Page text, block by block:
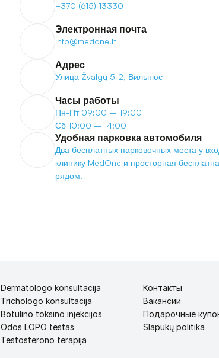
+370 (615) 13330
Электронная почта
info@medone.lt
Адрес
Улица Žvalgų 5-2, Вильнюс
Часы работы
Пн-Пт 09:00 – 19:00
Сб 10:00 – 14:00
Удобная парковка автомобиля
Два бесплатных парковочных места у
клинику MedOne и просторная
рядом.
Dermatologo konsultacija
Trichologo konsultacija
Botulino toksino injekcijos
Odos LOPO testas
Testosterono terapija
Контакты
Вакансии
Подарочные
Slapukų politika